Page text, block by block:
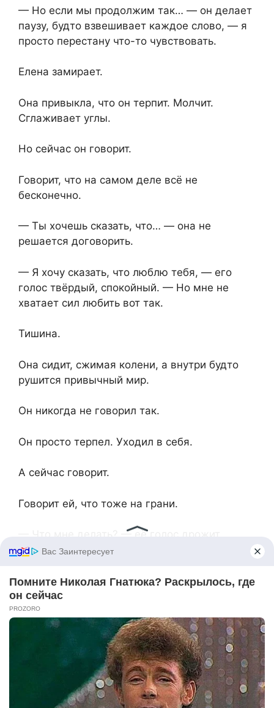
— Но если мы продолжим так… — он делает
паузу, будто взвешивает каждое слово, — я
просто перестану что-то чувствовать.
Елена замирает.
Она привыкла, что он терпит. Молчит.
Сглаживает углы.
Но сейчас он говорит.
Говорит, что на самом деле всё не
бесконечно.
— Ты хочешь сказать, что… — она не
решается договорить.
— Я хочу сказать, что люблю тебя, — его
голос твёрдый, спокойный. — Но мне не
хватает сил любить вот так.
Тишина.
Она сидит, сжимая колени, а внутри будто
рушится привычный мир.
Он никогда не говорил так.
Он просто терпел. Уходил в себя.
А сейчас говорит.
Говорит ей, что тоже на грани.
— Что мне делать? — её голос дрожит.
твой враг.
— Ты не враг.
— Тогда не воюй со мной.
Она глубоко вздыхает, проводит ладонями